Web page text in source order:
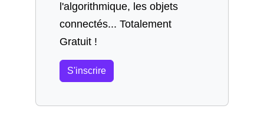
l'algorithmique, les objets
connectés... Totalement
Gratuit !
S'inscrire